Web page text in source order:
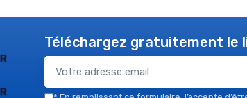
Téléchargez gratuitement le